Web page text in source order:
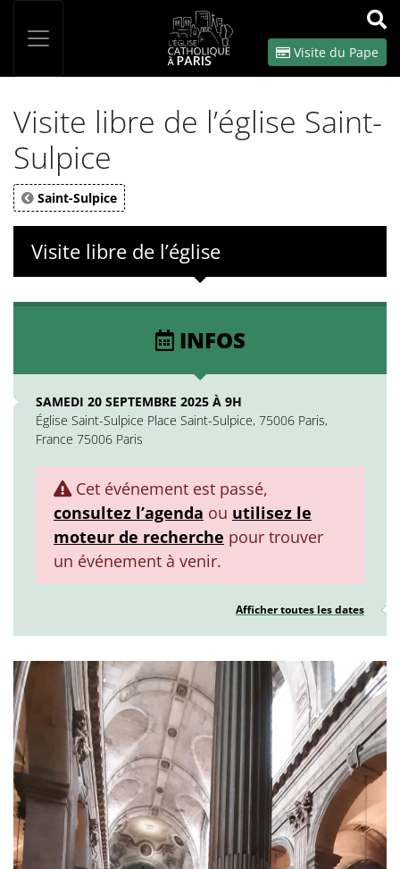
OK
Visite du Pape
Visite libre de l’église Saint-
Sulpice
Saint-Sulpice
Visite libre de l’église
INFOS
SAMEDI 20 SEPTEMBRE 2025 À 9H
Église Saint-Sulpice Place Saint-Sulpice, 75006 Paris,
France 75006 Paris
Cet événement est passé,
consultez l’agenda ou utilisez le
moteur de recherche pour trouver
un événement à venir.
Afficher toutes les dates
Panneau de gestion des cookies